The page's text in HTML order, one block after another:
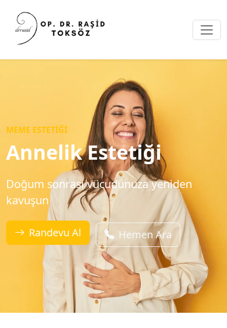
MEME ESTETIĞI
Annelik Estetiği
Doğum sonrası vücudunuza yeniden
kavuşun
Randevu Al Hemen Ara